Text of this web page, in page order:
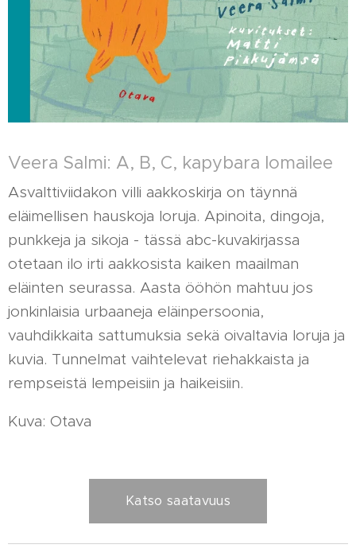
Veera Salmi: A, B, C, kapybara lomailee
Asvalttiviidakon villi aakkoskirja on täynnä
eläimellisen hauskoja loruja. Apinoita, dingoja,
punkkeja ja sikoja - tässä abc-kuvakirjassa
otetaan ilo irti aakkosista kaiken maailman
eläinten seurassa. Aasta ööhön mahtuu jos
jonkinlaisia urbaaneja eläinpersoonia,
vauhdikkaita sattumuksia sekä oivaltavia loruja ja
kuvia. Tunnelmat vaihtelevat riehakkaista ja
rempseistä lempeisiin ja haikeisiin.
Kuva: Otava
Katso saatavuus